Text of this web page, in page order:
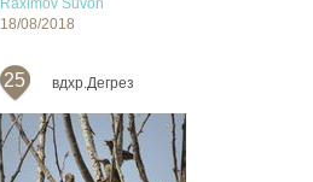
Raximov Suvon
18/08/2018
25 вдхр.Дегрез